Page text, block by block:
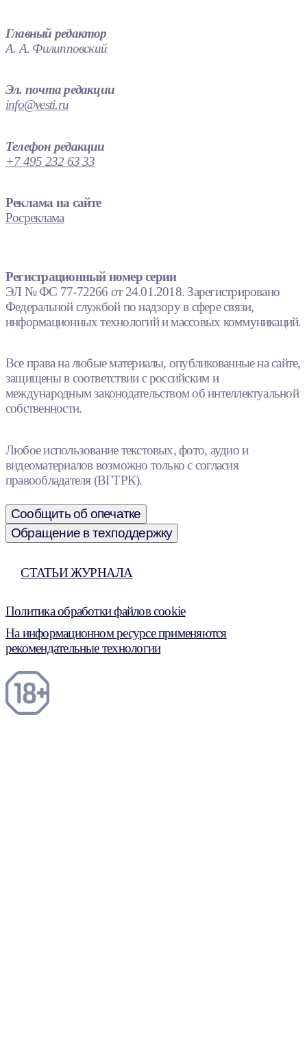
Главный редактор
А. А. Филипповский
Эл. почта редакции
info@vesti.ru
Телефон редакции
+7 495 232 63 33
Реклама на сайте
Росреклама
Регистрационный номер серии
ЭЛ № ФС 77-72266 от 24.01.2018. Зарегистрировано
Федеральной службой по надзору в сфере связи,
информационных технологий и массовых коммуникаций.
Все права на любые материалы, опубликованные на сайте,
защищены в соответствии с российским и
международным законодательством об интеллектуальной
собственности.
Любое использование текстовых, фото, аудио и
видеоматериалов возможно только с согласия
правообладателя (ВГТРК).
Сообщить об опечатке
Обращение в техподдержку
СТАТЬИ ЖУРНАЛА
Политика обработки файлов cookie
На информационном ресурсе применяются
рекомендательные технологии